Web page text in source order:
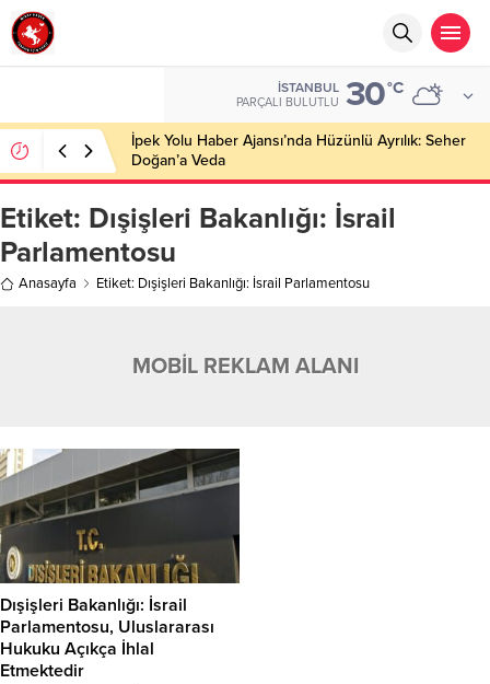
İSTANBUL
PARÇALI BULUTLU 30°C
İpek Yolu Haber Ajansı’nda Hüzünlü Ayrılık: Seher
Doğan’a Veda
Etiket: Dışişleri Bakanlığı: İsrail
Parlamentosu
Anasayfa Etiket: Dışişleri Bakanlığı: İsrail Parlamentosu
MOBİL REKLAM ALANI
Dışişleri Bakanlığı: İsrail
Parlamentosu, Uluslararası
Hukuku Açıkça İhlal
Etmektedir